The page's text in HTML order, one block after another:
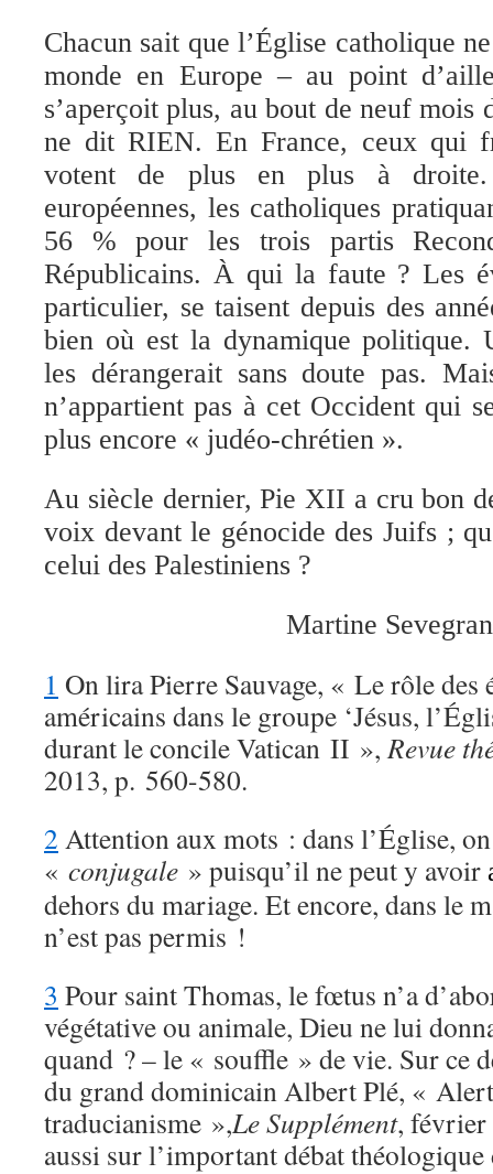
Chacun sait que l’Église catholique
monde en Europe – au point
s’aperçoit plus, au bout de neuf mois
ne dit RIEN. En France, ceux qui
votent de plus en plus à droite.
européennes, les catholiques
56 % pour les trois partis
Républicains. À qui la faute ? Les
particulier, se taisent depuis des
bien où est la dynamique politique.
les dérangerait sans doute pas.
n’appartient pas à cet Occident qui
plus encore « judéo-chrétien ».
Au siècle dernier, Pie XII a cru bon
voix devant le génocide des Juifs ;
celui des Palestiniens ?
Martine
1 On lira Pierre Sauvage, « Le rôle des
américains dans le groupe ‘Jésus,
durant le concile Vatican II »,Revue
2013, p. 560-580.
2 Attention aux mots : dans l’Église,
« conjugale » puisqu’il ne peut y avoir
dehors du mariage. Et encore, dans le
n’est pas permis !
3 Pour saint Thomas, le fœtus n’a
végétative ou animale, Dieu ne lui
quand ? – le « souffle » de vie. Sur ce
du grand dominicain Albert Plé, «
traducianisme »,Le Supplément, février
aussi sur l’important débat théologique